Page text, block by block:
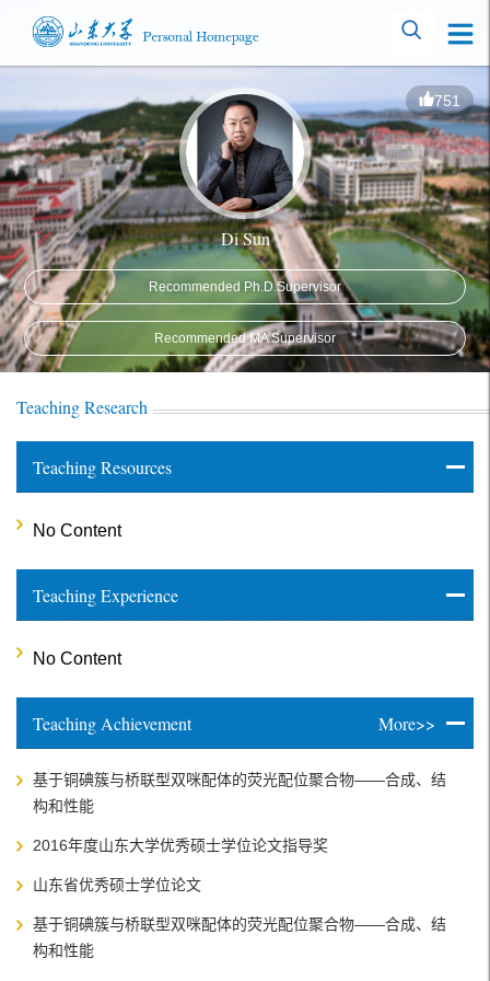
751
Di Sun
Recommended Ph.D.Supervisor
Recommended MA Supervisor
Teaching Research
Teaching Resources
No Content
Teaching Experience
No Content
Teaching Achievement More>>
基于铜碘簇与桥联型双咪配体的荧光配位聚合物——合成、结
构和性能
2016年度山东大学优秀硕士学位论文指导奖
山东省优秀硕士学位论文
基于铜碘簇与桥联型双咪配体的荧光配位聚合物——合成、结
构和性能